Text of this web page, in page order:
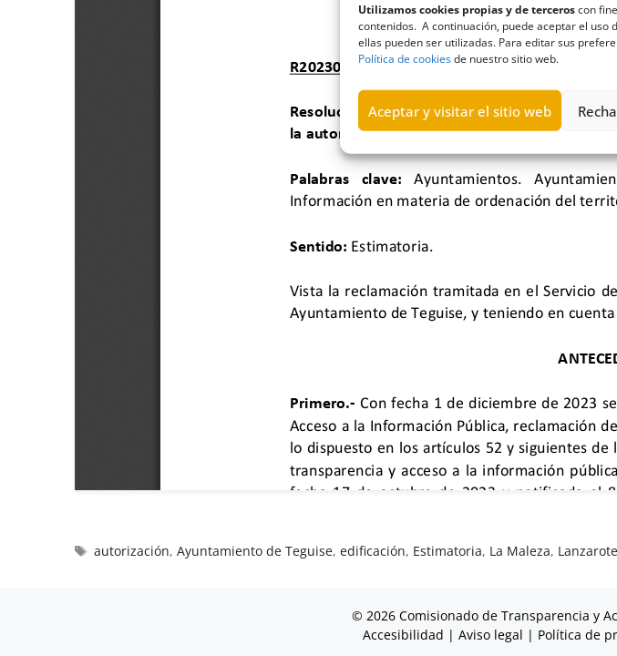
Utilizamos cookies propias y de terceroscon
contenidos. A continuación, puede aceptar el
ellas pueden ser utilizadas. Para editar sus
Política de cookiesde nuestro sitio web.
Aceptar y visitar el sitio web
autorización,Ayuntamiento de Teguise,edificación, Estimatoria, La Maleza, Lanzarote
© 2026 Comisionado de Transparencia y
Accesibilidad | Aviso legal | Política de